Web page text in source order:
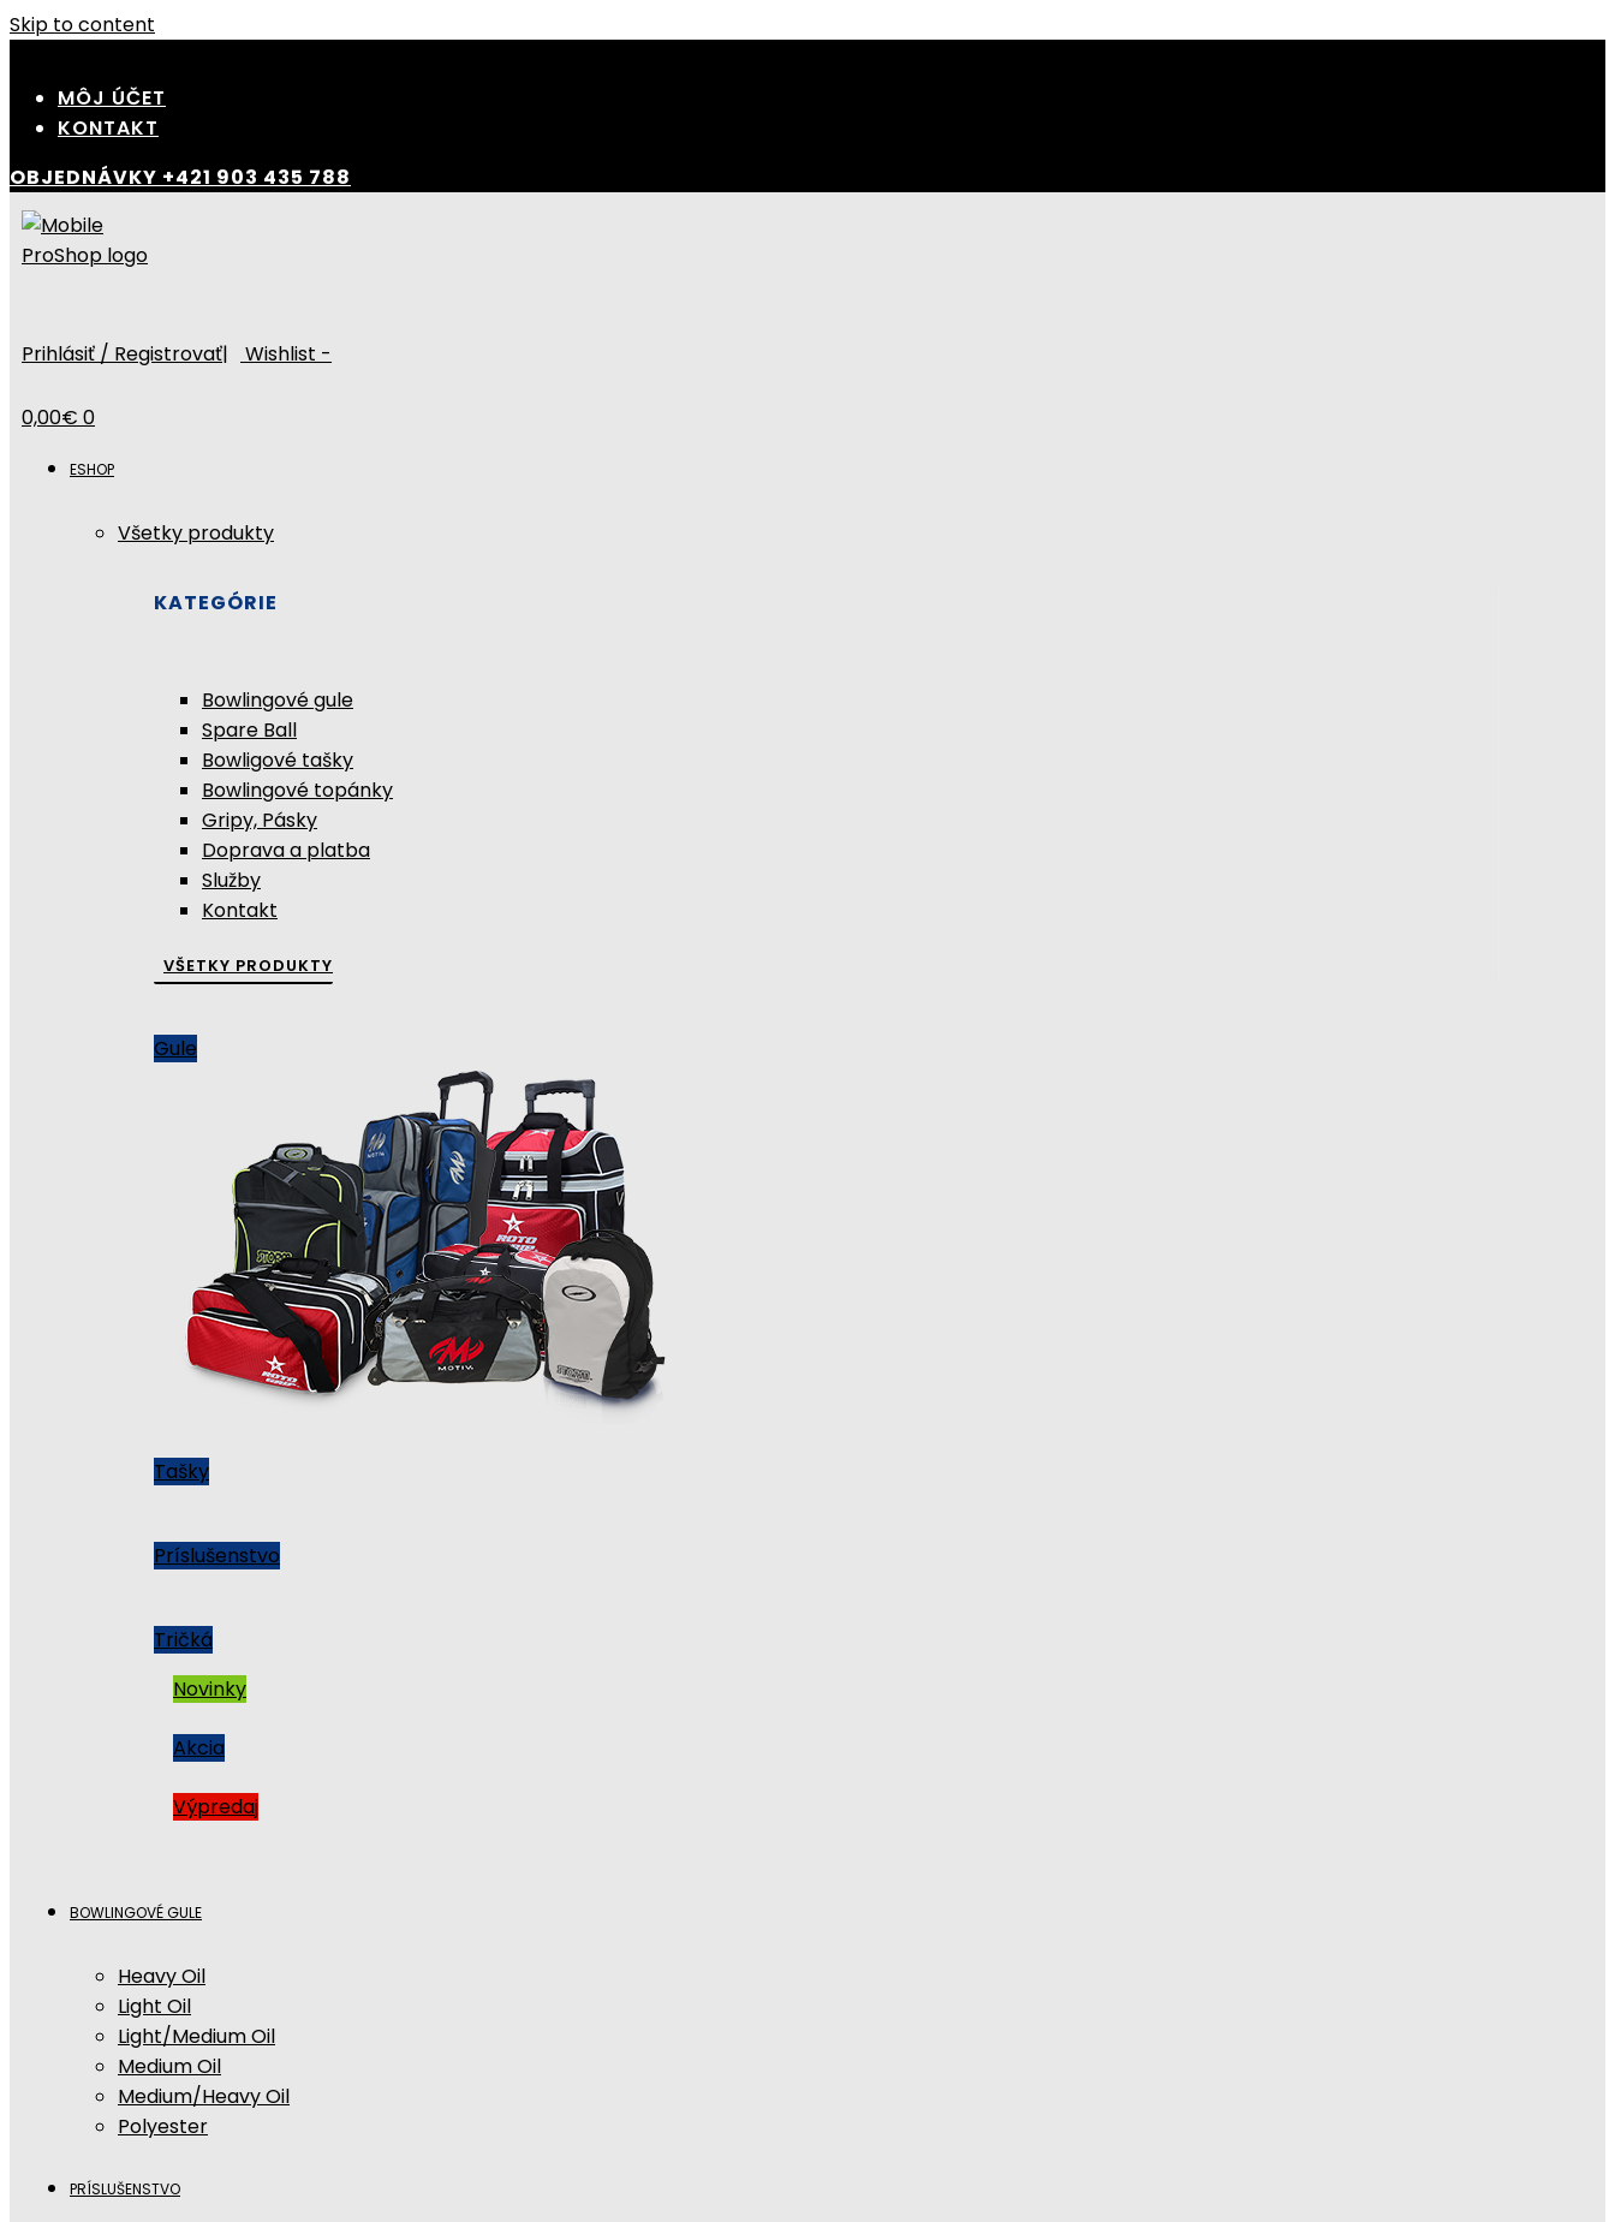
Skip to content
MÔJ ÚČET
KONTAKT
OBJEDNÁVKY +421 903 435 788
Prihlásiť / Registrovať| Wishlist -
0,00€ 0
ESHOP
Všetky produkty
KATEGÓRIE
Bowlingové gule
Spare Ball
Bowligové tašky
Bowlingové topánky
Gripy, Pásky
Doprava a platba
Služby
Kontakt
VŠETKY PRODUKTY
Gule
Tašky
Príslušenstvo
Tričká
Novinky
Akcia
Výpredaj
BOWLINGOVÉ GULE
Heavy Oil
Light Oil
Light/Medium Oil
Medium Oil
Medium/Heavy Oil
Polyester
PRÍSLUŠENSTVO